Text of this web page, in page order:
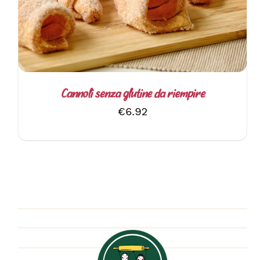
Cannoli senza glutine da riempire
€6.92